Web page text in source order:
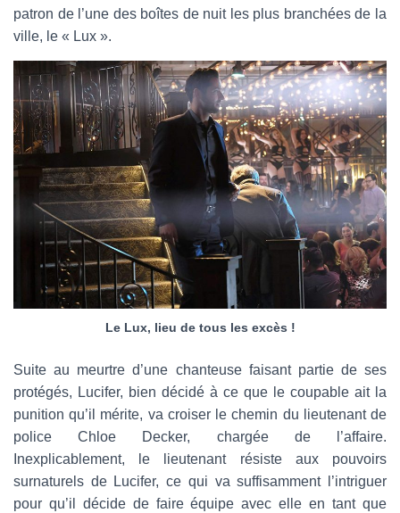
patron de l’une des boîtes de nuit les plus branchées de la
ville, le « Lux ».
Le Lux, lieu de tous les excès !
Suite au meurtre d’une chanteuse faisant partie de ses
protégés, Lucifer, bien décidé à ce que le coupable ait la
punition qu’il mérite, va croiser le chemin du lieutenant de
police Chloe Decker, chargée de l’affaire.
Inexplicablement, le lieutenant résiste aux pouvoirs
surnaturels de Lucifer, ce qui va suffisamment l’intriguer
pour qu’il décide de faire équipe avec elle en tant que